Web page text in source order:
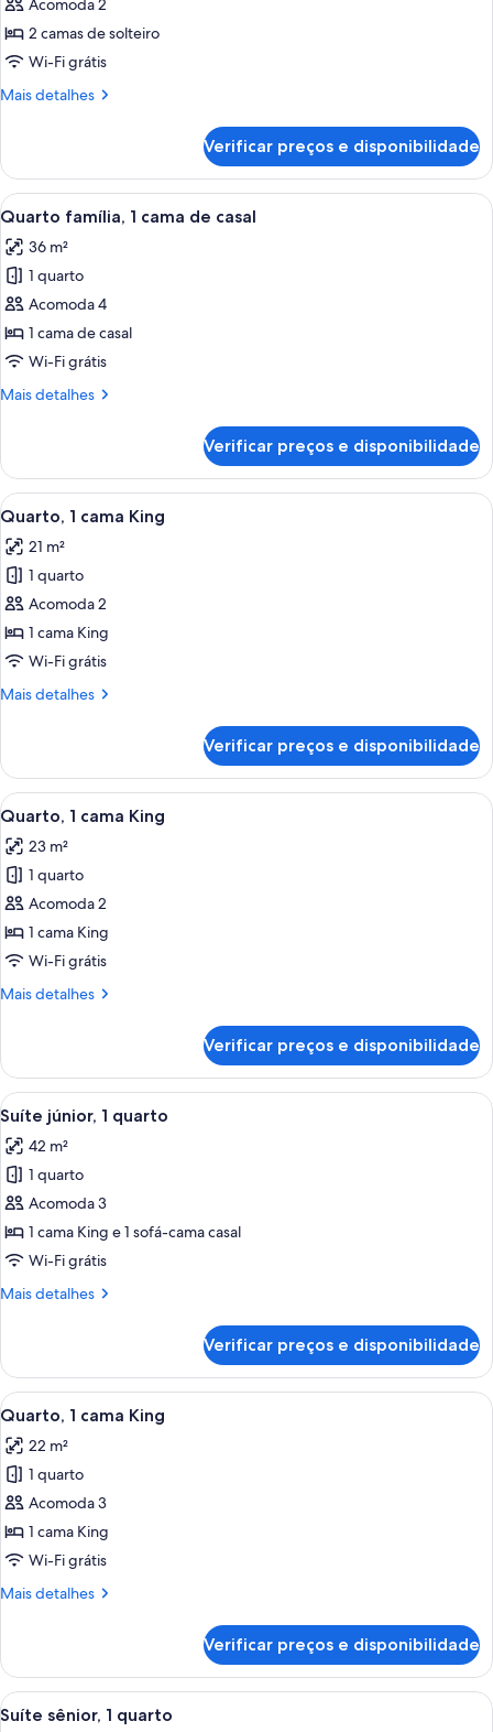
de
Urban,
Quarto,
camas
Acomoda 2
2 camas de solteiro
Wi-Fi grátis
Mais detalhes
Mais
Quarto,
camas
solteiro
Verificar preços e disponibilidade
Carrega
todas
as
fotos
de
Quarto
família,
cama
Quarto de hotel moderno com uma
7
Quarto família, 1 cama de casal
36 m²
1 quarto
Acomoda 4
1 cama de casal
Wi-Fi grátis
Mais detalhes
Mais
família,
cama
casal
Verificar preços e disponibilidade
Carrega
todas
as
fotos
de
Quarto,
1
King
Quarto de hotel moderno com uma
8
Quarto, 1 cama King
21 m²
1 quarto
Acomoda 2
1 cama King
Wi-Fi grátis
Mais detalhes
Mais
1
cama
King
Verificar preços e disponibilidade
Carrega
todas
as
fotos
de
Quarto,
1
King
Quarto de hotel moderno com uma
14
Quarto, 1 cama King
23 m²
1 quarto
Acomoda 2
1 cama King
Wi-Fi grátis
Mais detalhes
Mais
1
cama
King
Verificar preços e disponibilidade
Carrega
todas
as
fotos
de
Suíte
júnior,
quarto
Quarto de hotel moderno com sofá
8
Suíte júnior, 1 quarto
42 m²
1 quarto
Acomoda 3
1 cama King e 1 sofá-cama casal
Wi-Fi grátis
Mais detalhes
Mais
júnior,
quarto
Verificar preços e disponibilidade
Carrega
todas
as
fotos
de
Quarto,
1
King
Quarto de hotel moderno com uma
7
Quarto, 1 cama King
22 m²
1 quarto
Acomoda 3
1 cama King
Wi-Fi grátis
Mais detalhes
Mais
1
cama
King
Verificar preços e disponibilidade
Carrega
Quarto de hotel moderno com sofá,
6
Suíte sênior, 1 quarto